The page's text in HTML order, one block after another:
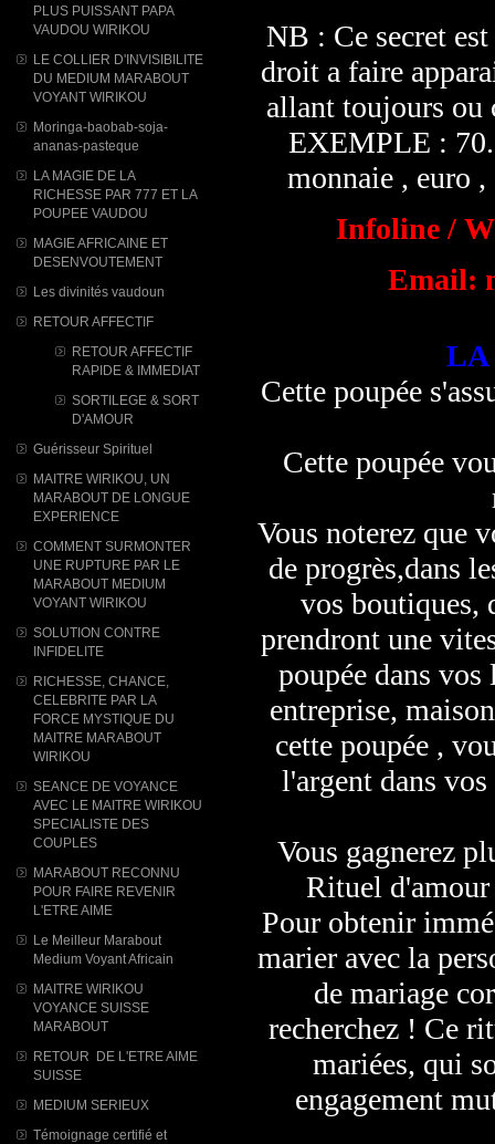
PLUS PUISSANT PAPA
VAUDOU WIRIKOU
LE COLLIER D'INVISIBILITE
DU MEDIUM MARABOUT
VOYANT WIRIKOU
Moringa-baobab-soja-
ananas-pasteque
LA MAGIE DE LA
RICHESSE PAR 777 ET LA
POUPEE VAUDOU
MAGIE AFRICAINE ET
DESENVOUTEMENT
Les divinités vaudoun
RETOUR AFFECTIF
RETOUR AFFECTIF
RAPIDE & IMMEDIAT
SORTILEGE & SORT
D'AMOUR
Guérisseur Spirituel
MAITRE WIRIKOU, UN
MARABOUT DE LONGUE
EXPERIENCE
COMMENT SURMONTER
UNE RUPTURE PAR LE
MARABOUT MEDIUM
VOYANT WIRIKOU
SOLUTION CONTRE
INFIDELITE
RICHESSE, CHANCE,
CELEBRITE PAR LA
FORCE MYSTIQUE DU
MAITRE MARABOUT
WIRIKOU
SEANCE DE VOYANCE
AVEC LE MAITRE WIRIKOU
SPECIALISTE DES
COUPLES
MARABOUT RECONNU
POUR FAIRE REVENIR
L'ETRE AIME
Le Meilleur Marabout
Medium Voyant Africain
MAITRE WIRIKOU
VOYANCE SUISSE
MARABOUT
RETOUR DE L'ETRE AIME
SUISSE
MEDIUM SERIEUX
Témoignage certifié et
NB : Ce secret
droit a faire
allant toujours ou
EXEMPLE :
monnaie , euro
Infoline /
Email:
LA
Cette poupée
Cette poupée
Vous noterez que
de progrès,dans
vos boutiques,
prendront une
poupée dans
entreprise,
cette poupée ,
l'argent dans
Vous gagnerez
Rituel
Pour obtenir
marier avec la
de mariage
recherchez ! Ce
mariées, qui
engagement